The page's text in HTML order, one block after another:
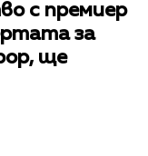
с премиер
за
ще